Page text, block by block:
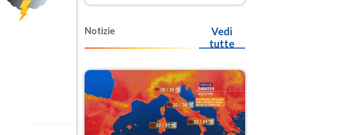
Notizie
Vedi
tutte